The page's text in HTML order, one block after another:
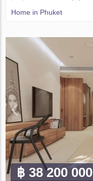
Home in Phuket
฿ 38 200 000